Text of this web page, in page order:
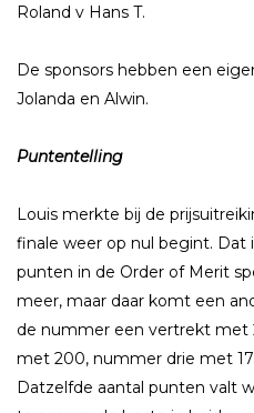
Roland v Hans T.
De sponsors hebben een
Jolanda en Alwin.
Puntentelling
Louis merkte bij de
finale weer op nul begint. Dat
punten in de Order of Merit
meer, maar daar komt een
de nummer een vertrekt met
met 200, nummer drie met
Datzelfde aantal punten valt